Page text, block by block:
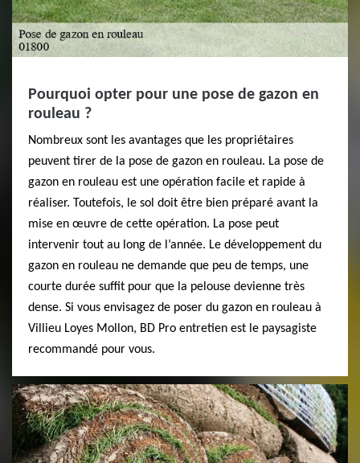
Pourquoi opter pour une pose de gazon en
rouleau ?
Nombreux sont les avantages que les propriétaires
peuvent tirer de la pose de gazon en rouleau. La pose de
gazon en rouleau est une opération facile et rapide à
réaliser. Toutefois, le sol doit être bien préparé avant la
mise en œuvre de cette opération. La pose peut
intervenir tout au long de l’année. Le développement du
gazon en rouleau ne demande que peu de temps, une
courte durée suffit pour que la pelouse devienne très
dense. Si vous envisagez de poser du gazon en rouleau à
Villieu Loyes Mollon, BD Pro entretien est le paysagiste
recommandé pour vous.